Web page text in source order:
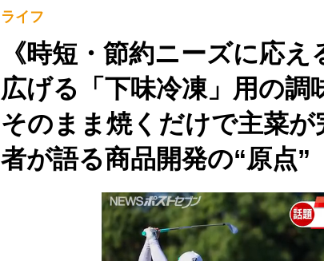
ライフ
《時短・節約ニーズに応
広げる「下味冷凍」用の調
そのまま焼くだけで主菜
者が語る商品開発の“原点”